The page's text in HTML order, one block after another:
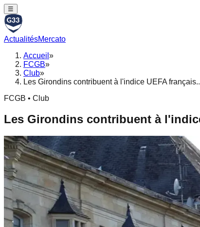
☰
ActualitésMercato
Accueil »
FCGB»
Club»
Les Girondins contribuent à l'indice UEFA
FCGB • Club
Les Girondins contribuent à